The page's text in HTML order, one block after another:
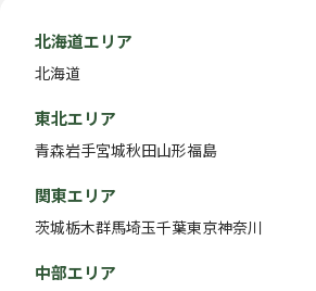
北海道エリア
北海道
東北エリア
青森岩手宮城秋田山形福島
関東エリア
茨城栃木群馬埼玉千葉東京神奈川
中部エリア